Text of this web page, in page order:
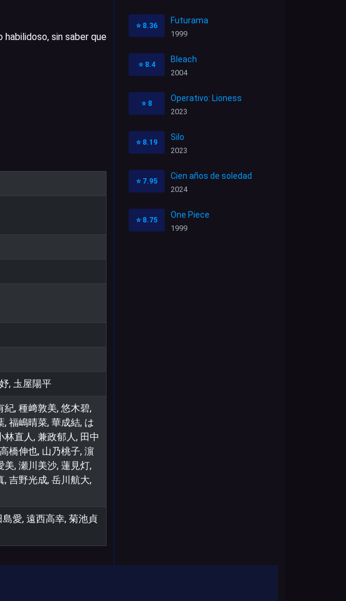
sin saber que
, 圡屋陽平
紀, 種﨑敦美, 悠木碧,
福嶋晴菜, 華成結, は
直人, 兼政郁人, 田中
橋伸也, 山乃桃子, 濵
美, 瀬川美沙, 蓮見灯,
, 吉野光成, 岳川航大,
愛, 遠西高幸, 菊池貞
⭐ 8.36
Futurama
1999
⭐ 8.4
Bleach
2004
⭐ 8
Operativo: Lioness
2023
⭐ 8.19
Silo
2023
⭐ 7.95
Cien años de soledad
2024
⭐ 8.75
One Piece
1999